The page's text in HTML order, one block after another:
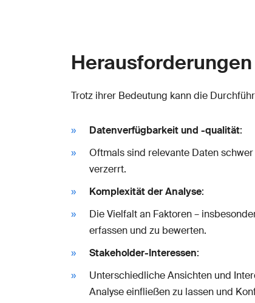
Trotz ihrer Bedeutung kann die
Datenverfügbarkeit und -qualität:
Oftmals sind relevante Daten
verzerrt.
Komplexität der Analyse:
Die Vielfalt an Faktoren –
erfassen und zu bewerten.
Stakeholder-Interessen:
Unterschiedliche Ansichten und
Analyse einfließen zu lassen und